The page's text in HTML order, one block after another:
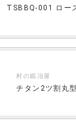
TSBBQ-001 ロー
村の鍛冶屋
チタン2ツ割丸